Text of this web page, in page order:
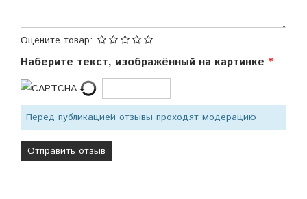
Оцените товар:
Наберите текст, изображённый на картинке
Перед публикацией отзывы проходят модерацию